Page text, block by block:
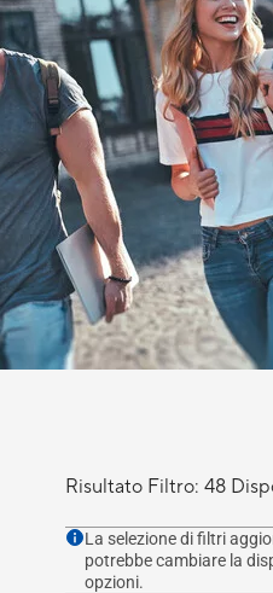
Risultato Filtro: 48
La selezione di filtri
potrebbe cambiare la
opzioni.